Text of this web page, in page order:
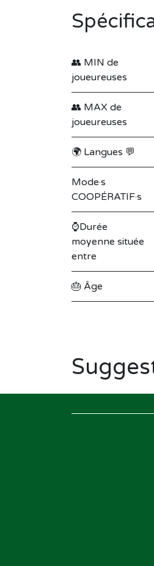
👥 MIN de
joueureuses
👥 MAX de
joueureuses
🌍 Langues 💬
Mode·s
COOPÉRATIF·s
⌚Durée
moyenne située
entre
🎂 Âge